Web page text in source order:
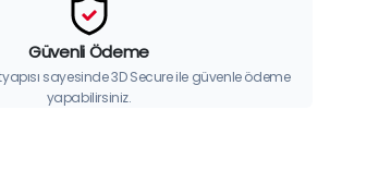
Güvenli Ödeme
sayesinde 3D Secure ile güvenle ödeme
yapabilirsiniz.